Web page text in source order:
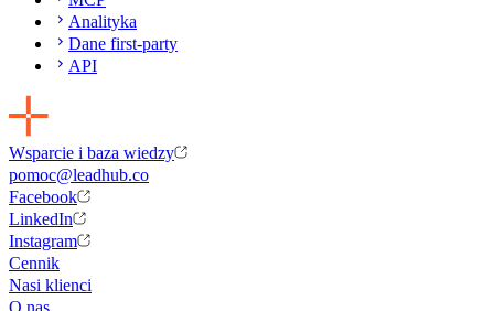
Analityka
Dane first-party
API
Wsparcie i baza wiedzy
pomoc@leadhub.co
Facebook
LinkedIn
Instagram
Cennik
Nasi klienci
O nas